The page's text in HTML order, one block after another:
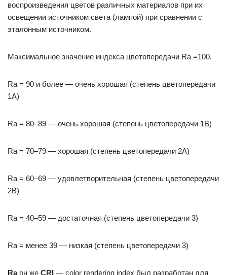
воспроизведения цветов различных материалов при их
освещении источником света (лампой) при сравнении с
эталонным источником.
Максимальное значение индекса цветопередачи Ra =100.
Ra = 90 и более — очень хорошая (степень цветопередачи
1А)
Ra = 80–89 — очень хорошая (степень цветопередачи 1В)
Ra = 70–79 — хорошая (степень цветопередачи 2А)
Ra = 60–69 — удовлетворительная (степень цветопередачи
2В)
Ra = 40–59 — достаточная (степень цветопередачи 3)
Ra = менее 39 — низкая (степень цветопередачи 3)
Raон же CRI — color rendering index был разработан для